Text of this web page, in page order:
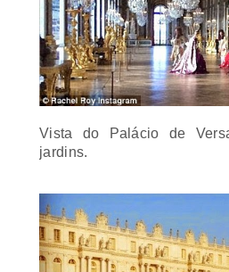
Vista do Palácio de
jardins.